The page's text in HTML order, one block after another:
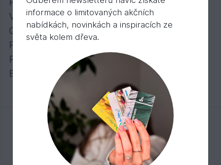
Vzor: 1 pásový
Odstín: bezbarvý
Provedení: bez podélných fází
Povrchová úprava: Osmo tvrdý voskový olej
Balení: obsahuje 1,98 m2
Mohlo by Vás zajímat
informace o limitovaných akčních
nabídkách, novinkách a inspiracích ze
světa kolem dřeva.